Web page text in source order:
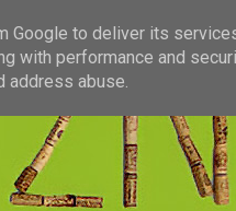
to deliver its
with performance and
address abuse.